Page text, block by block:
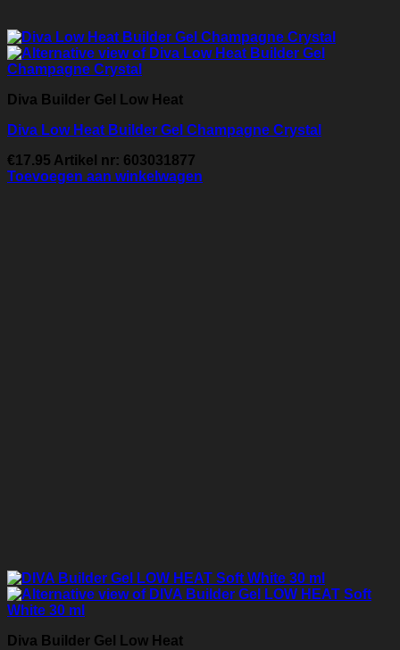
Diva Builder Gel Low Heat
Diva Low Heat Builder Gel Champagne Crystal
€17.95 Artikel nr: 603031877
Toevoegen aan winkelwagen
Diva Builder Gel Low Heat